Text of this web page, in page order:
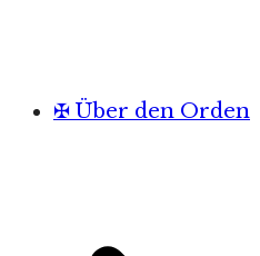
✠ Über den Orden